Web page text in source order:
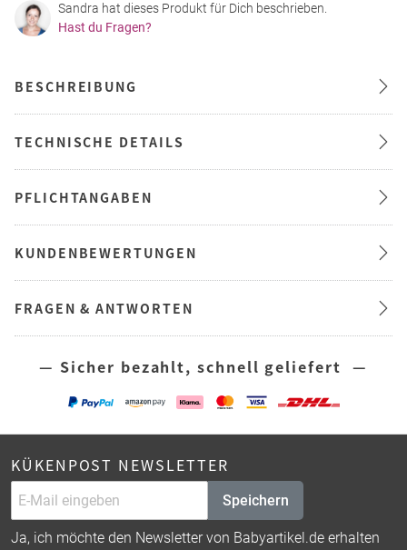
Sandra hat dieses Produkt für Dich beschrieben.
Hast du Fragen?
BESCHREIBUNG
TECHNISCHE DETAILS
PFLICHTANGABEN
KUNDENBEWERTUNGEN
FRAGEN & ANTWORTEN
— Sicher bezahlt, schnell geliefert —
KÜKENPOST NEWSLETTER
Speichern
Ja, ich möchte den Newsletter von Babyartikel.de erhalten